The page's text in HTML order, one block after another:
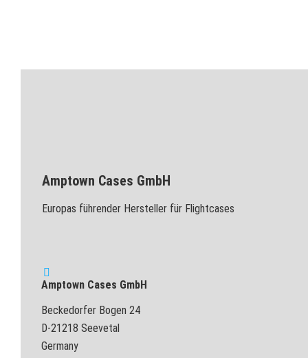
Amptown Cases GmbH
Europas führender Hersteller für Flightcases
Amptown Cases GmbH
Beckedorfer Bogen 24
D-21218 Seevetal
Germany